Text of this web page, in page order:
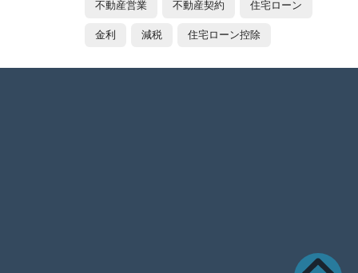
不動産営業 不動産契約 住宅ローン
金利 減税 住宅ローン控除